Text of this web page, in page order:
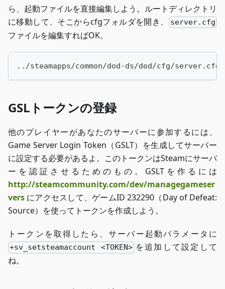
ら、起動ファイルを直接編集しよう。ルートディレクトリ
に移動して、そこからcfgフォルダを開き、
server.cfg
ファイルを編集すればOK。
../steamapps/common/dod-ds/dod/cfg/server.cfg
GSLトークンの登録
他のプレイヤーがあなたのサーバーに参加するには、
Game Server Login Token（GSLT）を生成してサーバー
に設定する必要があるよ。このトークンはSteamにサーバ
ーを認証させるためのもの。GSLTを作るには
http://steamcommunity.com/dev/managegameser
vers にアクセスして、ゲームID 232290（Day of Defeat:
Source）を使ってトークンを作成しよう。
トークンを取得したら、サーバー起動パラメータに
+sv_setsteamaccount <TOKEN> を追加して設定して
ね。